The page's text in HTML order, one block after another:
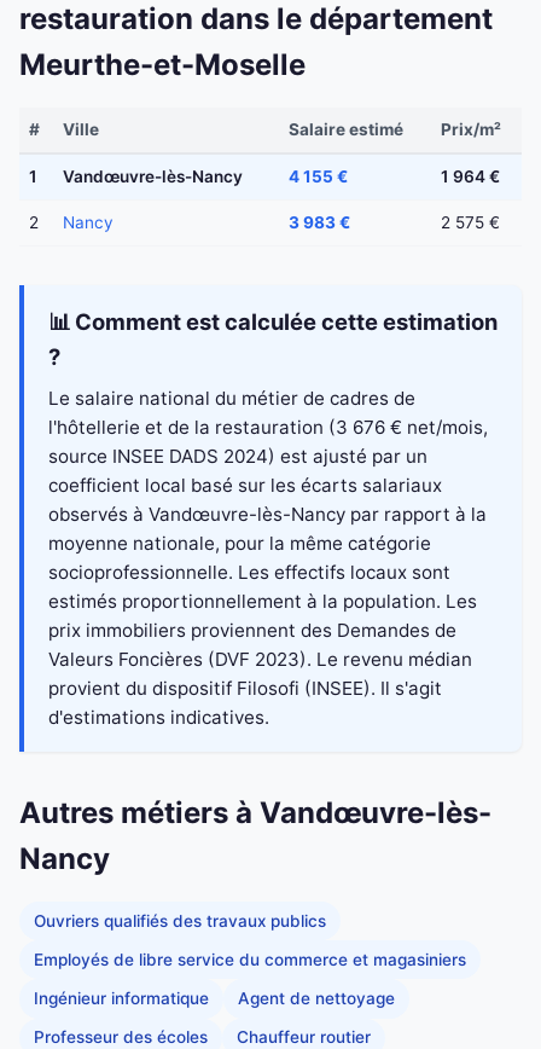
restauration dans le département
Meurthe-et-Moselle
# Ville Salaire estimé Prix/m²
1 Vandœuvre-lès-Nancy 4 155 € 1 964 €
2 Nancy 3 983 € 2 575 €
📊 Comment est calculée cette estimation
?
Le salaire national du métier de cadres de
l'hôtellerie et de la restauration (3 676 € net/mois,
source INSEE DADS 2024) est ajusté par un
coefficient local basé sur les écarts salariaux
observés à Vandœuvre-lès-Nancy par rapport à la
moyenne nationale, pour la même catégorie
socioprofessionnelle. Les effectifs locaux sont
estimés proportionnellement à la population. Les
prix immobiliers proviennent des Demandes de
Valeurs Foncières (DVF 2023). Le revenu médian
provient du dispositif Filosofi (INSEE). Il s'agit
d'estimations indicatives.
Autres métiers à Vandœuvre-lès-
Nancy
Ouvriers qualifiés des travaux publics
Employés de libre service du commerce et magasiniers
Ingénieur informatique Agent de nettoyage
Professeur des écoles Chauffeur routier